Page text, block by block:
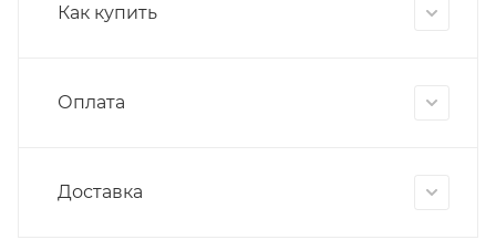
Как купить
Оплата
Доставка